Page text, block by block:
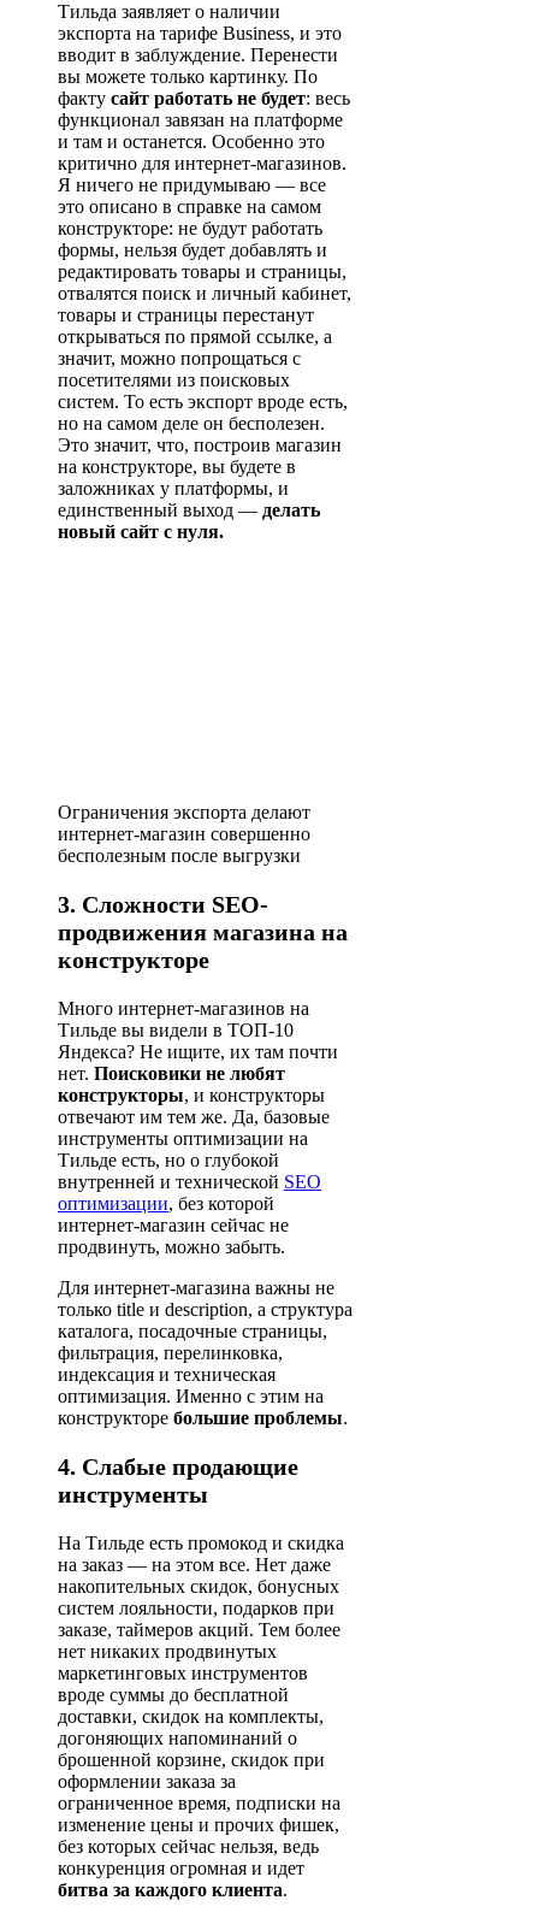
Тильда заявляет о наличии
экспорта на тарифе Business, и это
вводит в заблуждение. Перенести
вы можете только картинку. По
факту сайт работать не будет: весь
функционал завязан на платформе
и там и останется. Особенно это
критично для интернет-магазинов.
Я ничего не придумываю — все
это описано в справке на самом
конструкторе: не будут работать
формы, нельзя будет добавлять и
редактировать товары и страницы,
отвалятся поиск и личный кабинет,
товары и страницы перестанут
открываться по прямой ссылке, а
значит, можно попрощаться с
посетителями из поисковых
систем. То есть экспорт вроде есть,
но на самом деле он бесполезен.
Это значит, что, построив магазин
на конструкторе, вы будете в
заложниках у платформы, и
единственный выход — делать
новый сайт с нуля.
Ограничения экспорта делают
интернет-магазин совершенно
бесполезным после выгрузки
3. Сложности SEO-
продвижения магазина на
конструкторе
Много интернет-магазинов на
Тильде вы видели в ТОП-10
Яндекса? Не ищите, их там почти
нет. Поисковики не любят
конструкторы, и конструкторы
отвечают им тем же. Да, базовые
инструменты оптимизации на
Тильде есть, но о глубокой
внутренней и технической SEO
оптимизации, без которой
интернет-магазин сейчас не
продвинуть, можно забыть.
Для интернет-магазина важны не
только title и description, а структура
каталога, посадочные страницы,
фильтрация, перелинковка,
индексация и техническая
оптимизация. Именно с этим на
конструкторе большие проблемы.
4. Слабые продающие
инструменты
На Тильде есть промокод и скидка
на заказ — на этом все. Нет даже
накопительных скидок, бонусных
систем лояльности, подарков при
заказе, таймеров акций. Тем более
нет никаких продвинутых
маркетинговых инструментов
вроде суммы до бесплатной
доставки, скидок на комплекты,
догоняющих напоминаний о
брошенной корзине, скидок при
оформлении заказа за
ограниченное время, подписки на
изменение цены и прочих фишек,
без которых сейчас нельзя, ведь
конкуренция огромная и идет
битва за каждого клиента.